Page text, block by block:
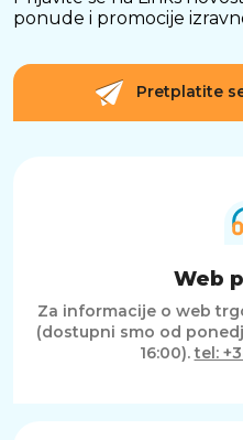
ponude i promocije
Pretplatite
Web
Za informacije o web
(dostupni smo od
16:00).tel: